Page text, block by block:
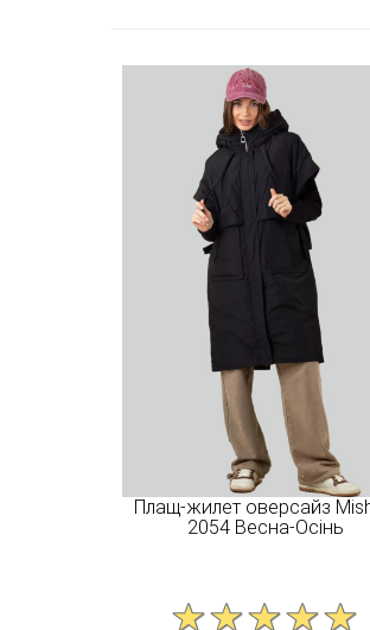
Плащ-жилет оверсайз
2054 Весна-Осінь